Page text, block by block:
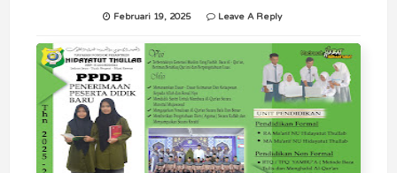
Februari 19, 2025 Leave A Reply